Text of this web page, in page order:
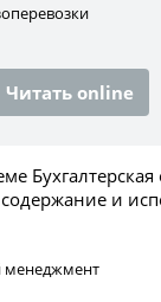
Читать online
Бухгалтерская
и
менеджмент